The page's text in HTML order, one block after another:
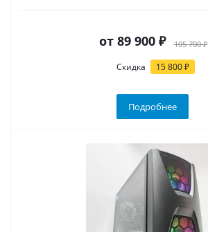
от 89 900 ₽ 105 700 ₽
Скидка 15 800 ₽
Подробнее